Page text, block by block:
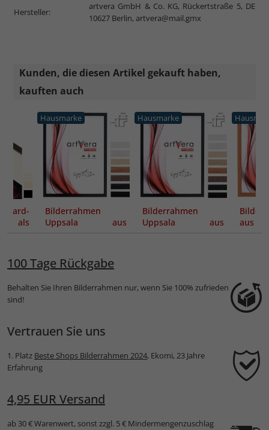
Hersteller:
artvera GmbH & Co. KG, Rückertstraße 5, DE
10627 Berlin,artvera@mail.gmx
Kunden, die diesen Artikel gekauft haben,
kauften auch
als
Hausmarke
Bilderrahmen
Uppsala aus
Hausmarke
Bilderrahmen
Uppsala aus
aus
100 Tage Rückgabe
Behalten Sie Ihren Bilderrahmen nur, wenn Sie 100% zufrieden
sind!
Vertrauen Sie uns
1. Platz Beste Shops Bilderrahmen 2024, Ekomi, 23 Jahre
Erfahrung
4,95 EUR Versand
ab 30 € Warenwert, sonst zzgl. 5 € Mindermengenzuschlag